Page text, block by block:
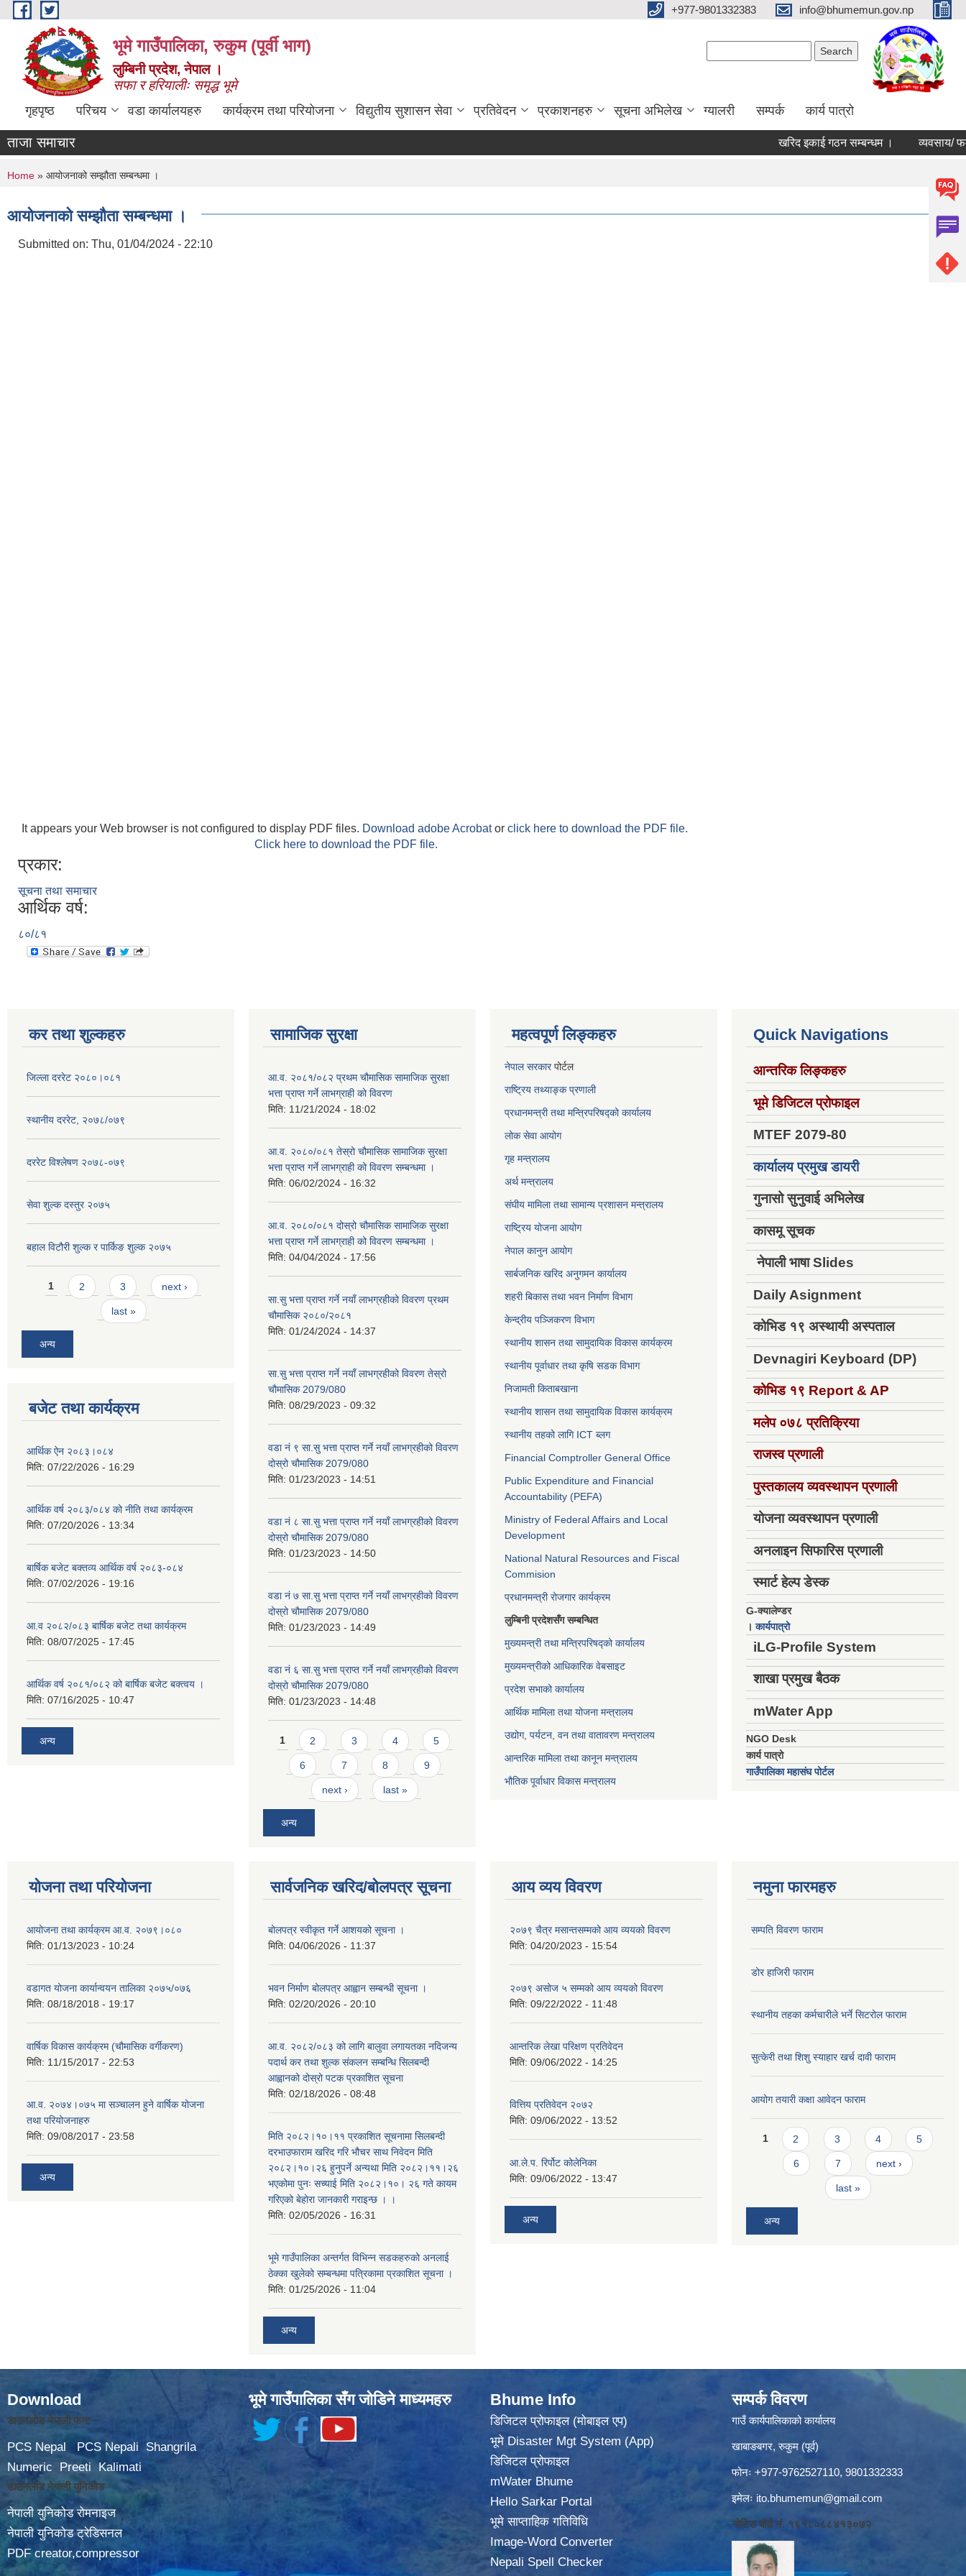
Skip to main content +977-9801332383 info@bhumemun.gov.np
भूमे गाउँपालिका, रुकुम (पूर्वी भाग)
लुम्बिनी प्रदेश, नेपाल ।
सफा र हरियालीः समृद्ध भूमे
गृहपृष्ठ परिचय वडा कार्यालयहरु कार्यक्रम तथा परियोजना विद्युतीय सुशासन सेवा प्रतिवेदन प्रकाशनहरु सूचना अभिलेख ग्यालरी सम्पर्क कार्य पात्रो
ताजा समाचार खरिद इकाई गठन सम्बन्धम । व्यवसाय/ फर्म/
You are here
Home » आयोजनाको सम्झौता सम्बन्धमा ।
आयोजनाको सम्झौता सम्बन्धमा ।
Submitted on: Thu, 01/04/2024 - 22:10
It appears your Web browser is not configured to display PDF files. Download adobe Acrobator click here to download the PDF file.
Click here to download the PDF file.
प्रकार:
सूचना तथा समाचार
आर्थिक वर्ष:
८०/८१
कर तथा शुल्कहरु
जिल्ला दररेट २०८०।०८१
स्थानीय दररेट, २०७८/०७९
दररेट विश्लेषण २०७८-०७९
सेवा शुल्क दस्तुर २०७५
बहाल विटौरी शुल्क र पार्किङ शुल्क २०७५
Pages
1 2 3 next ›
last »
अन्य
बजेट तथा कार्यक्रम
आर्थिक ऐन २०८३।०८४
मिति: 07/22/2026 - 16:29
आर्थिक वर्ष २०८३/०८४ को नीति तथा कार्यक्रम
मिति: 07/20/2026 - 13:34
बार्षिक बजेट बक्तव्य आर्थिक वर्ष २०८३-०८४
मिति: 07/02/2026 - 19:16
आ.व २०८२/०८३ बार्षिक बजेट तथा कार्यक्रम
मिति: 08/07/2025 - 17:45
आर्थिक वर्ष २०८१/०८२ को बार्षिक बजेट बक्त्वय ।
मिति: 07/16/2025 - 10:47
अन्य
सामाजिक सुरक्षा
आ.व. २०८१/०८२ प्रथम चौमासिक सामाजिक सुरक्षा
भत्ता प्राप्त गर्ने लाभग्राही को विवरण
मिति: 11/21/2024 - 18:02
आ.व. २०८०/०८१ तेस्रो चौमासिक सामाजिक सुरक्षा
भत्ता प्राप्त गर्ने लाभग्राही को विवरण सम्बन्धमा ।
मिति: 06/02/2024 - 16:32
आ.व. २०८०/०८१ दोस्रो चौमासिक सामाजिक सुरक्षा
भत्ता प्राप्त गर्ने लाभग्राही को विवरण सम्बन्धमा ।
मिति: 04/04/2024 - 17:56
सा.सु भत्ता प्राप्त गर्ने नयाँ लाभग्रहीको विवरण प्रथम
चौमासिक २०८०/२०८१
मिति: 01/24/2024 - 14:37
सा.सु भत्ता प्राप्त गर्ने नयाँ लाभग्रहीको विवरण तेस्रो
चौमासिक 2079/080
मिति: 08/29/2023 - 09:32
वडा नं ९ सा.सु भत्ता प्राप्त गर्ने नयाँ लाभग्रहीको विवरण
दोस्रो चौमासिक 2079/080
मिति: 01/23/2023 - 14:51
वडा नं ८ सा.सु भत्ता प्राप्त गर्ने नयाँ लाभग्रहीको विवरण
दोस्रो चौमासिक 2079/080
मिति: 01/23/2023 - 14:50
वडा नं ७ सा.सु भत्ता प्राप्त गर्ने नयाँ लाभग्रहीको विवरण
दोस्रो चौमासिक 2079/080
मिति: 01/23/2023 - 14:49
वडा नं ६ सा.सु भत्ता प्राप्त गर्ने नयाँ लाभग्रहीको विवरण
दोस्रो चौमासिक 2079/080
मिति: 01/23/2023 - 14:48
Pages
1 2 3 4 5
6 7 8 9
next › last »
अन्य
महत्वपूर्ण लिङ्कहरु
नेपाल सरकारपोर्टल
राष्ट्रिय तथ्याङ्क प्रणाली
प्रधानमन्त्री तथा मन्त्रिपरिषद्को कार्यालय
लोक सेवाआयोग
गृह मन्त्रालय
अर्थ मन्त्रालय
संघीय मामिला तथा सामान्य प्रशासन मन्त्रालय
राष्ट्रिय योजना आयोग
नेपाल कानुन आयोग
सार्बजनिक खरिद अनुगमन कार्यालय
शहरी बिकास तथा भवन निर्माण विभाग
केन्द्रीय पञ्जिकरण विभाग
स्थानीय शासन तथा सामुदायिक विकास कार्यक्रम
स्थानीय पूर्वाधार तथा कृषि सडक विभाग
निजामती किताबखाना
स्थानीय शासन तथा सामुदायिक विकास कार्यक्रम
स्थानीय तहको लागि ICT ब्लग
Financial Comptroller General Office
Public Expenditure and Financial
Accountability (PEFA)
Ministry of Federal Affairs and Local
Development
National Natural Resources and Fiscal
Commision
प्रधानमन्त्री रोजगार कार्यक्रम
लुम्बिनी प्रदेशसँग सम्बन्धित
मुख्यमन्त्री तथा मन्त्रिपरिषद्को कार्यालय
मुख्यमन्त्रीको आधिकारिक वेबसाइट
प्रदेश सभाको कार्यालय
आर्थिक मामिला तथा योजना मन्त्रालय
उद्योग, पर्यटन, वन तथा वातावरण मन्त्रालय
आन्तरिक मामिला तथा कानून मन्त्रालय
भौतिक पूर्वाधार विकास मन्त्रालय
Quick Navigations
आन्तरिक लिङ्कहरु
भूमे डिजिटल प्रोफाइल
MTEF 2079-80
कार्यालय प्रमुख डायरी
गुनासो सुनुवाई अभिलेख
कासमू सूचक
नेपाली भाषा Slides
Daily Asignment
कोभिड १९ अस्थायी अस्पताल
Devnagiri Keyboard (DP)
कोभिड १९ Report & AP
मलेप ०७८ प्रतिक्रिया
राजस्व प्रणाली
पुस्तकालय व्यवस्थापन प्रणाली
योजना व्यवस्थापन प्रणाली
अनलाइन सिफारिस प्रणाली
स्मार्ट हेल्प डेस्क
G-क्यालेण्डर
।कार्यपात्रो
iLG-Profile System
शाखा प्रमुख बैठक
mWater App
NGO Desk
कार्य पात्रो
गाउँपालिका महासंघ पोर्टल
योजना तथा परियोजना
आयोजना तथा कार्यक्रम आ.व. २०७९।०८०
मिति: 01/13/2023 - 10:24
वडागत योजना कार्यान्वयन तालिका २०७५/०७६
मिति: 08/18/2018 - 19:17
वार्षिक विकास कार्यक्रम (चौमासिक वर्गीकरण)
मिति: 11/15/2017 - 22:53
आ.व. २०७४।०७५ मा सञ्चालन हुने वार्षिक योजना
तथा परियोजनाहरु
मिति: 09/08/2017 - 23:58
अन्य
सार्वजनिक खरिद/बोलपत्र सूचना
बोलपत्र स्वीकृत गर्ने आशयको सूचना ।
मिति: 04/06/2026 - 11:37
भवन निर्माण बोलपत्र आह्वान सम्बन्धी सूचना ।
मिति: 02/20/2026 - 20:10
आ.व. २०८२/०८३ को लागि बालुवा लगायतका नदिजन्य
पदार्थ कर तथा शुल्क संकलन सम्बन्धि सिलबन्दी
आह्वानको दोस्रो पटक प्रकाशित सूचना
मिति: 02/18/2026 - 08:48
मिति २०८२।१०।११ प्रकाशित सूचनामा सिलबन्दी
दरभाउफाराम खरिद गरि भौचर साथ निवेदन मिति
२०८२।१०।२६ हुनुपर्ने अन्यथा मिति २०८२।११।२६
भएकोमा पुनः सच्याई मिति २०८२।१०। २६ गते कायम
गरिएको बेहोरा जानकारी गराइन्छ । ।
मिति: 02/05/2026 - 16:31
भूमे गाउँपालिका अन्तर्गत विभिन्न सडकहरुको अनलाई
ठेक्का खुलेको सम्बन्धमा पत्रिकामा प्रकाशित सूचना ।
मिति: 01/25/2026 - 11:04
अन्य
आय व्यय विवरण
२०७९ चैत्र मसान्तसम्मको आय व्ययको विवरण
मिति: 04/20/2023 - 15:54
२०७९ असोज ५ सम्मको आय व्ययको विवरण
मिति: 09/22/2022 - 11:48
आन्तरिक लेखा परिक्षण प्रतिवेदन
मिति: 09/06/2022 - 14:25
वित्तिय प्रतिवेदन २०७२
मिति: 09/06/2022 - 13:52
आ.ले.प. रिर्पोट कोलेनिका
मिति: 09/06/2022 - 13:47
अन्य
नमुना फारमहरु
सम्पति विवरण फाराम
डोर हाजिरी फाराम
स्थानीय तहका कर्मचारीले भर्ने सिटरोल फाराम
सुत्केरी तथा शिशु स्याहार खर्च दावी फाराम
आयोग तयारी कक्षा आवेदन फाराम
Pages
1 2 3 4 5
6 7 next ›
last »
अन्य
Download
डाउनलोड नेपाली फन्ट
PCS Nepal PCS Nepali
Shangrila
Numeric
Preeti Kalimati
डाउनलोड नेपाली युनिकोड
नेपाली युनिकोड रोमनाइज
नेपाली युनिकोड ट्रेडिसनल
PDF creator,compressor
भूमे गाउँपालिका सँग जोडिने माध्यमहरु Bhume Info
डिजिटल प्रोफाइल (मोबाइल एप)
भूमे Disaster Mgt System (App)
डिजिटल प्रोफाइल
mWater Bhume
Hello Sarkar Portal
भूमे साप्ताहिक गतिविधि
Image-Word Converter
Nepali Spell Checker
सम्पर्क विवरण
गाउँ कार्यपालिकाको कार्यालय
खाबाङबगर, रुकुम (पूर्व)
फोनः +977-9762527110, 9801332333
इमेलः ito.bhumemun@gmail.com
नोटिस बोर्ड नं. १६१८०८८४१३०७२